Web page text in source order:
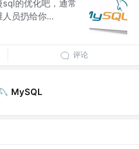
的优化吧，通常
员扔给你...
评论
MySQL